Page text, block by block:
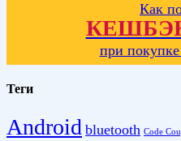
Как
при
Теги
Android bluetooth Code